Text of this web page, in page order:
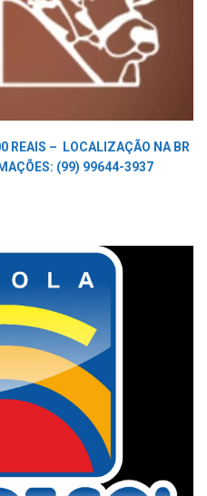
REAIS –
LOCALIZAÇÃO NA BR
(99) 99644-3937